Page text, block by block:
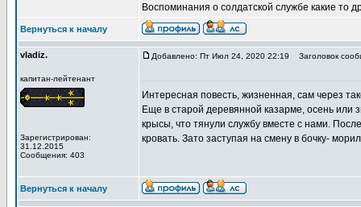
Воспоминания о солдатской службе какие то
Вернуться к началу
vladiz.
капитан-лейтенант
Зарегистрирован:
31.12.2015
Сообщения: 403
Добавлено: Пт Июл 24, 2020 22:19 Заголовок
Интересная повесть, жизненная, сам через
Еще в старой деревянной казарме, осень
крысы, что тянули службу вместе с нами.
кровать. Зато заступая на смену в бочку-
Вернуться к началу